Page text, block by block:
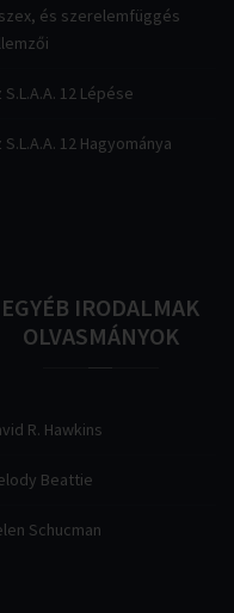
és szerelemfüggés
S.L.A.A. 12 Lépése
S.L.A.A. 12 Hagyománya
EGYÉB IRODALMAK
OLVASMÁNYOK
R. Hawkins
Beattie
Schucman